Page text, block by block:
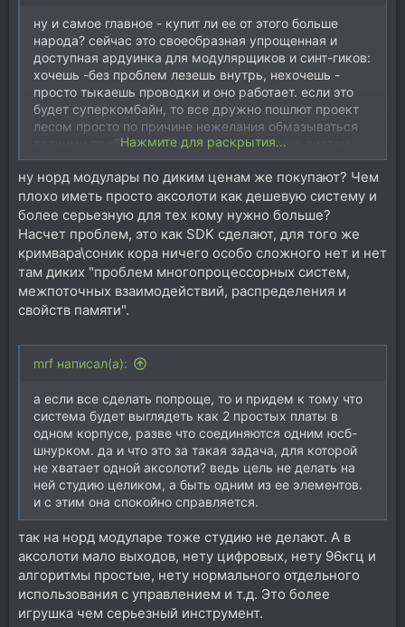
ну и самое главное - купит ли ее от этого больше
народа? сейчас это своеобразная упрощенная и
доступная ардуинка для модулярщиков и синт-гиков:
хочешь -без проблем лезешь внутрь, нехочешь -
просто тыкаешь проводки и оно работает. если это
будет суперкомбайн, то все дружно пошлют проект
лесом просто по причине нежелания обмазываться
всякими проблемами многопроцессорных систем,
межпоточных взаимодействий, распределения и
свойств памяти, ну и цены.
Нажмите для раскрытия...
ну норд модулары по диким ценам же покупают? Чем
плохо иметь просто аксолоти как дешевую систему и
более серьезную для тех кому нужно больше?
Насчет проблем, это как SDK сделают, для того же
кримвара\соник кора ничего особо сложного нет и нет
там диких "проблем многопроцессорных систем,
межпоточных взаимодействий, распределения и
свойств памяти".
mrf написал(а):
а если все сделать попроще, то и придем к тому что
система будет выглядеть как 2 простых платы в
одном корпусе, разве что соединяются одним юсб-
шнурком. да и что это за такая задача, для которой
не хватает одной аксолоти? ведь цель не делать на
ней студию целиком, а быть одним из ее элементов.
и с этим она спокойно справляется.
так на норд модуларе тоже студию не делают. А в
аксолоти мало выходов, нету цифровых, нету 96кгц и
алгоритмы простые, нету нормального отдельного
использования с управлением и т.д. Это более
игрушка чем серьезный инструмент.